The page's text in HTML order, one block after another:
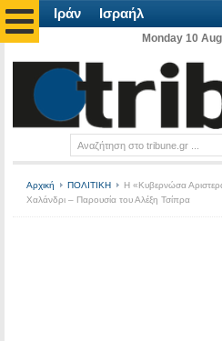
Ιράν Ισραήλ
Monday 10
Αρχική ΠΟΛΙΤΙΚΗ
Η «Κυβερνώσα
Χαλάνδρι – Παρουσία του Αλέξη Τσίπρα